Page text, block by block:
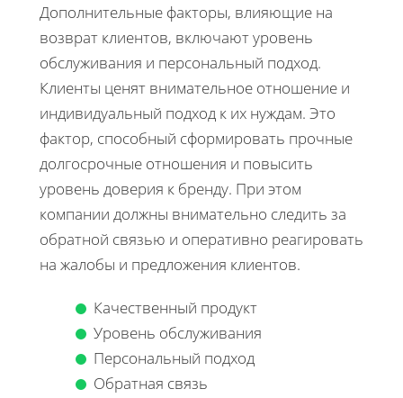
Дополнительные факторы, влияющие на
возврат клиентов, включают уровень
обслуживания и персональный подход.
Клиенты ценят внимательное отношение и
индивидуальный подход к их нуждам. Это
фактор, способный сформировать прочные
долгосрочные отношения и повысить
уровень доверия к бренду. При этом
компании должны внимательно следить за
обратной связью и оперативно реагировать
на жалобы и предложения клиентов.
Качественный продукт
Уровень обслуживания
Персональный подход
Обратная связь